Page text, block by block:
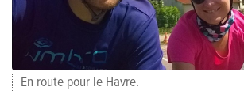
En route pour le Havre.